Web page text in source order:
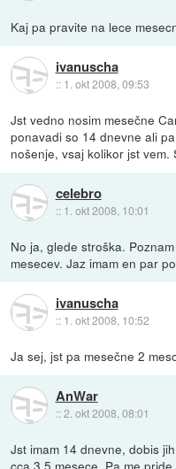
Kaj pa pravite na lece
ivanuscha
:: 1. okt 2008, 09:53
Jst vedno nosim mesečne
ponavadi so 14 dnevne ali
nošenje, vsaj kolikor jst
celebro
:: 1. okt 2008, 10:01
No ja, glede stroška.
mesecev. Jaz imam en par
ivanuscha
:: 1. okt 2008, 10:52
Ja sej, jst pa mesečne 2
AnWar
::2. okt 2008, 08:01
Jst imam 14 dnevne, dobis
cca 3.5 mesece. Pa me